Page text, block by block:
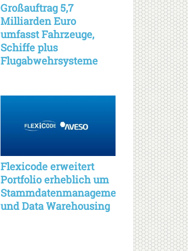
Großauftrag 5,7
Milliarden Euro
umfasst Fahrzeuge,
Schiffe plus
Flugabwehrsysteme
Flexicode erweitert
Portfolio erheblich um
Stammdatenmanagement
und Data Warehousing